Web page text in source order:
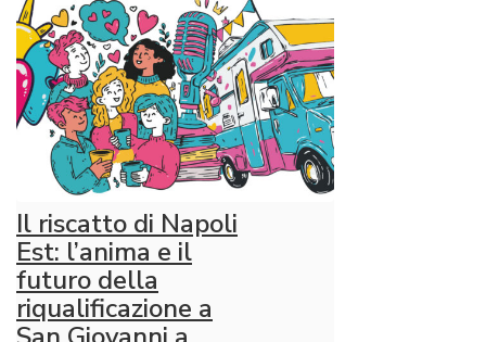
Il riscatto di Napoli
Est: l’anima e il
futuro della
riqualificazione a